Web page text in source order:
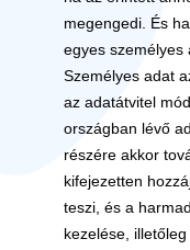
megengedi. És
egyes személyes
Személyes adat
az adatátvitel
országban lévő
részére akkor
kifejezetten
teszi, és a
kezelése,